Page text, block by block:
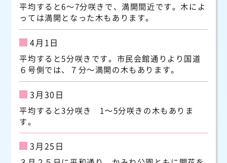
平均すると6～7分咲きで、満開間近です。木によ
っては満開となった木もあります。
4月1日
平均すると5分咲きです。市民会館通りより国道
６号側では、７分～満開の木もあります。
3月30日
平均すると3分咲き 1～5分咲きの木もありま
す。
3月25日